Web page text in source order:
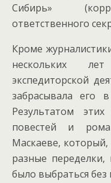
Сибирь»
ответственного
Кроме
нескольких
экспедиторской
забрасывала его
Результатом
повестей и
Маскаеве,
разные переделки,
было выбраться без